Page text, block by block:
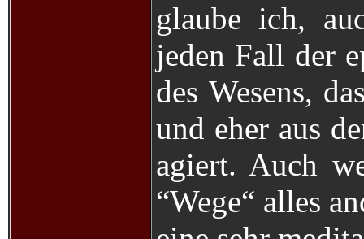
glaube ich,
jeden Fall der
des Wesens,
und eher aus
agiert. Auch
“Wege“ alles